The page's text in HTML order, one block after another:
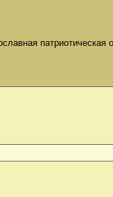
патриотическая